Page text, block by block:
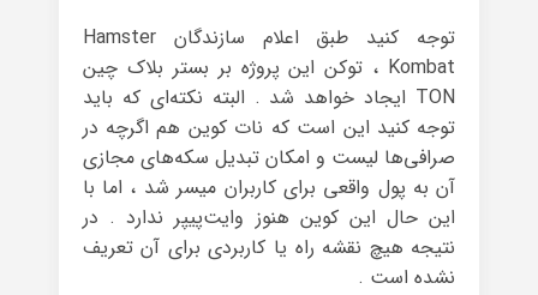
توجه کنید طبق اعلام سازندگان Hamster
Kombat ، توکن این پروژه بر بستر بلاک چین
TON ایجاد خواهد شد . البته نکته‌ای که باید
توجه کنید این است که نات کوین هم اگرچه در
صرافی‌ها لیست و امکان تبدیل سکه‌های مجازی
آن به پول واقعی برای کاربران میسر شد ، اما با
این حال این کوین هنوز وایت‌پیپر ندارد . در
نتیجه هیچ نقشه‌ راه یا کاربردی برای آن تعریف
نشده است .